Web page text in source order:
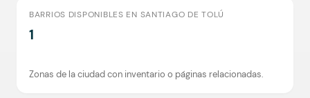
BARRIOS DISPONIBLES EN SANTIAGO DE TOLÚ
1
Zonas de la ciudad con inventario o páginas relacionadas.